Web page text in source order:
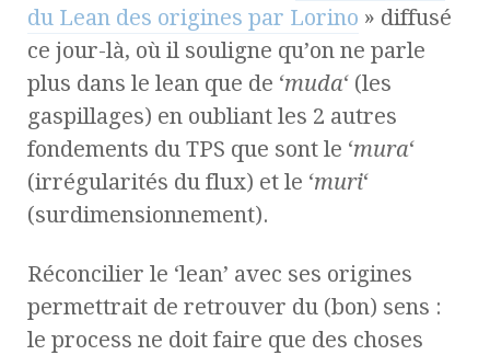
du Lean des origines par Lorino » diffusé
ce jour-là, où il souligne qu’on ne parle
plus dans le lean que de ‘muda‘ (les
gaspillages) en oubliant les 2 autres
fondements du TPS que sont le ‘mura‘
(irrégularités du flux) et le ‘muri‘
(surdimensionnement).
Réconcilier le ‘lean’ avec ses origines
permettrait de retrouver du (bon) sens :
le process ne doit faire que des choses